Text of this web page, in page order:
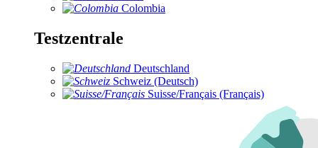
Colombia
Testzentrale
Deutschland
Schweiz (Deutsch)
Suisse/Français (Français)